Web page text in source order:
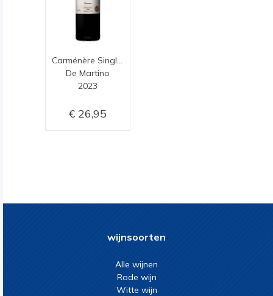
De Martino
2023
26,95
wijnsoorten
Alle wijnen
Rode wijn
Witte wijn